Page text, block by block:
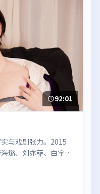
92:01
与戏剧张力。2015
璐、刘亦菲、白宇、
影像风格统一，配乐